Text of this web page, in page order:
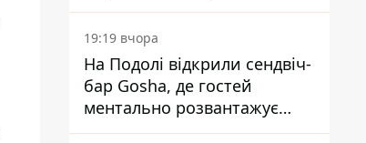
19:19 вчора
На Подолі відкрили сендвіч-
бар Gosha, де гостей
ментально розвантажує
акула